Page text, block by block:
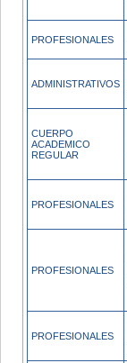
PROFESIONALES
ADMINISTRATIVOS
CUERPO
ACADEMICO
REGULAR
PROFESIONALES
PROFESIONALES
PROFESIONALES